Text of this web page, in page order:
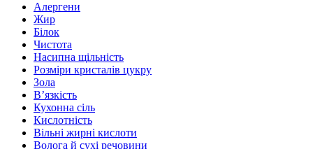
Алергени
Жир
Білок
Чистота
Насипна щільність
Розміри кристалів цукру
Зола
В’язкість
Кухонна сіль
Кислотність
Вільні жирні кислоти
Волога й сухі речовини